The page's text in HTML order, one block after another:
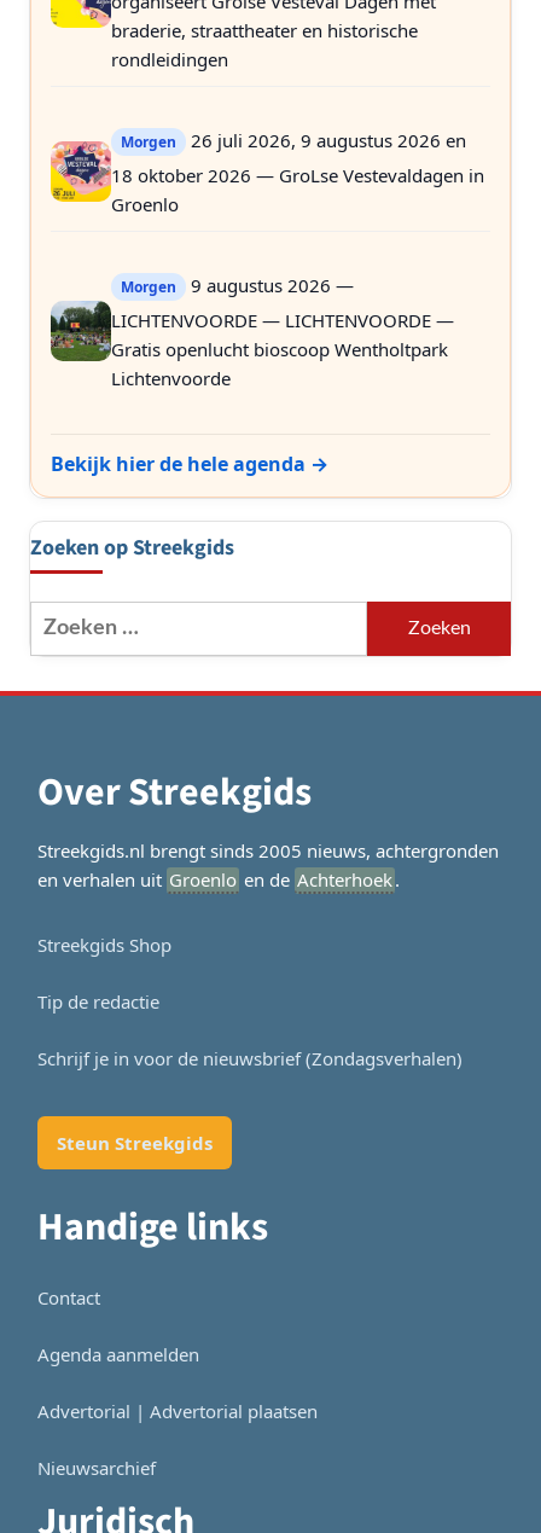
braderie, straattheater en historische
rondleidingen
Morgen
26 juli 2026, 9 augustus 2026 en
18 oktober 2026 — GroLse Vestevaldagen in
Groenlo
Morgen
9 augustus 2026 —
LICHTENVOORDE — LICHTENVOORDE —
Gratis openlucht bioscoop Wentholtpark
Lichtenvoorde
Bekijk hier de hele agenda →
Zoeken op Streekgids
Zoeken
naar:
Over Streekgids
Streekgids.nl brengt sinds 2005 nieuws, achtergronden
en verhalen uit Groenlo en de Achterhoek.
Streekgids Shop
Tip de redactie
Schrijf je in voor de nieuwsbrief (Zondagsverhalen)
Steun Streekgids
Handige links
Contact
Agenda aanmelden
Advertorial | Advertorial plaatsen
Nieuwsarchief